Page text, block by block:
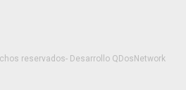
reservados- Desarrollo QDosNetwork